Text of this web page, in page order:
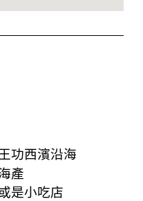
功西濱沿海
產
是小吃店